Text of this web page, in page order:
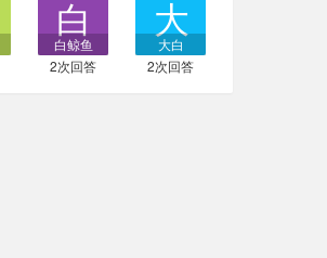
白鲸鱼
2次回答
大白
2次回答